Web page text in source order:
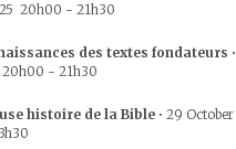
20h00 - 21h30
des textes fondateurs •
20h00 - 21h30
histoire de la Bible • 29 October